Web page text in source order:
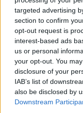
targeted advertising
section to confirm
opt-out request is
interest-based ads
us or personal
your opt-out. You
disclosure of your
IAB’s list of
also be disclosed by
Downstream
Resumen de
Barcelona y
Tipo de
combustible
Precio
por